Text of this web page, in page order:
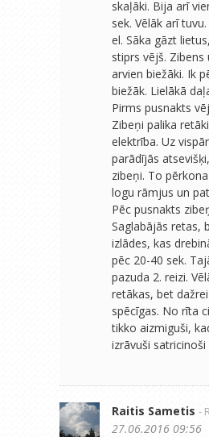
skaļāki. Bija arī
sek. Vēlāk arī
el. Sāka gāzt
stiprs vējš.
arvien biežāki. Ik
biežāk. Lielākā
Pirms pusnakts
Zibeņi palika
elektrība. Uz
parādījās
zibeņi. To
logu rāmjus un
Pēc pusnakts
Saglabājās retas,
izlādes, kas
pēc 20-40 sek.
pazuda 2. reizi.
retākas, bet
spēcīgas. No rīta
tikko aizmiguši,
izrāvuši satricinoši
Raitis Sametis -
27.06.2016 09:56